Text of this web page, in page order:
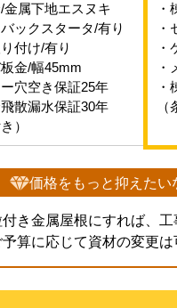
/金属下地エスヌキ
バックスタータ/有り
付け/有り
板金/幅45mm
ー穴空き保証25年
飛散漏水保証30年
）
価格をもっと抑えたい
き金属屋根にすれば、工
予算に応じて資材の変更